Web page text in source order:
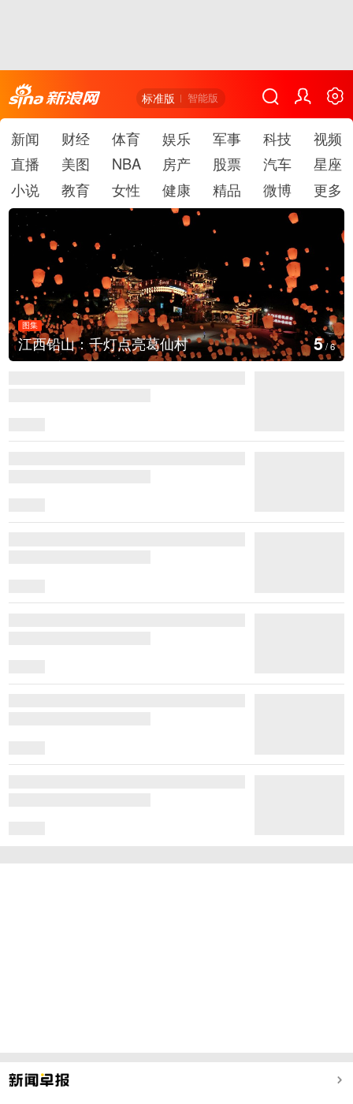
标准版 智能版
新闻 财经 体育 娱乐 军事 科技
视频
直播
美图 NBA 房产 股票 汽车
星座
小说
教育 女性 健康 精品 微博 更多
村
图集
上海：七彩稻田画迎最
6/6